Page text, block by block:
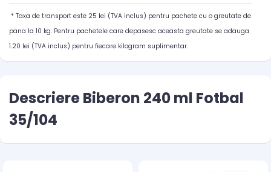
* Taxa de transport este 25 lei (TVA inclus) pentru pachete cu o greutate de
pana la 10 kg. Pentru pachetele care depasesc aceasta greutate se adauga
1.20 lei (TVA inclus) pentru fiecare kilogram suplimentar.
Descriere Biberon 240 ml Fotbal
35/104